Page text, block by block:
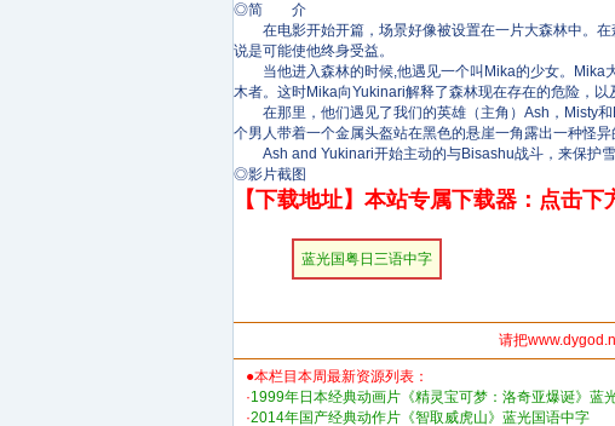
◎简 介
在电影开始开篇，场景好像被设置在一片大森林中。在
说是可能使他终身受益。
当他进入森林的时候,他遇见一个叫Mika的少女。Mika
木者。这时Mika向Yukinari解释了森林现在存在的危险，
在那里，他们遇见了我们的英雄（主角）Ash，Misty和
个男人带着一个金属头盔站在黑色的悬崖一角露出一种怪异
Ash and Yukinari开始主动的与Bisashu战斗，来保护雪
◎影片截图
【下载地址】本站专属下载器：点击
蓝光国粤日三语中字
请把
●本栏目本周最新资源列表：
·1999年日本经典动画片《精灵宝可梦：洛奇亚爆诞》蓝
·2014年国产经典动作片《智取威虎山》蓝光国语中字